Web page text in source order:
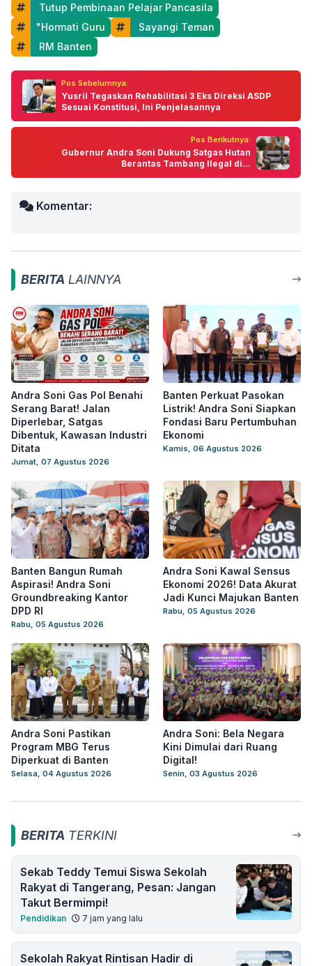
Tutup Pembinaan Pelajar Pancasila
"Hormati Guru
Sayangi Teman
RM Banten
Pos Sebelumnya:
Yusril Tegaskan Rehabilitasi 3 Eks Direksi ASDP
Sesuai Konstitusi, Ini Penjelasannya
Pos Berikutnya:
Gubernur Andra Soni Dukung Satgas Hutan
Berantas Tambang Ilegal di...
Komentar:
BERITA LAINNYA
Andra Soni Gas Pol Benahi
Serang Barat! Jalan
Diperlebar, Satgas
Dibentuk, Kawasan Industri
Ditata
Jumat, 07 Agustus 2026
Banten Perkuat Pasokan
Listrik! Andra Soni Siapkan
Fondasi Baru Pertumbuhan
Ekonomi
Kamis, 06 Agustus 2026
Banten Bangun Rumah
Aspirasi! Andra Soni
Groundbreaking Kantor
DPD RI
Rabu, 05 Agustus 2026
Andra Soni Kawal Sensus
Ekonomi 2026! Data Akurat
Jadi Kunci Majukan Banten
Rabu, 05 Agustus 2026
Andra Soni Pastikan
Program MBG Terus
Diperkuat di Banten
Selasa, 04 Agustus 2026
Andra Soni: Bela Negara
Kini Dimulai dari Ruang
Digital!
Senin, 03 Agustus 2026
BERITA TERKINI
Sekab Teddy Temui Siswa Sekolah
Rakyat di Tangerang, Pesan: Jangan
Takut Bermimpi!
Pendidikan 7 jam yang lalu
Sekolah Rakyat Rintisan Hadir di